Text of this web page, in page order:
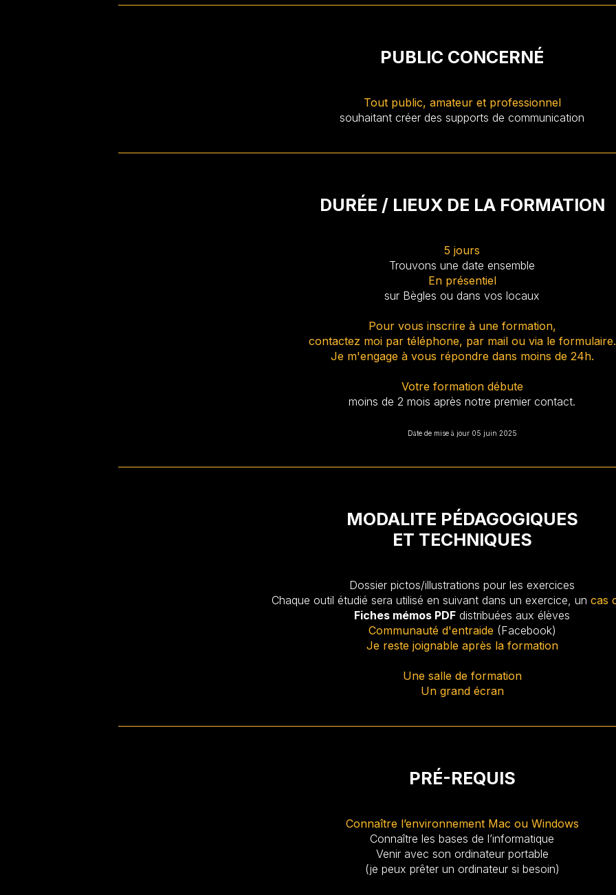
PUBLIC CONCERNÉ
Tout public, amateur et professionnel
souhaitant créer des supports de communication
DURÉE / LIEUX DE LA FORMATION
5 jours
Trouvons une date ensemble
En présentiel
sur Bègles ou dans vos locaux
Pour vous inscrire à une formation,
contactez moi par téléphone, par mail ou via le formulaire.
Je m'engage à vous répondre dans moins de 24h.
Votre formation débute
moins de 2 mois après notre premier contact.
Date de mise à jour 05 juin 2025
MODALITE PÉDAGOGIQUES
ET TECHNIQUES
Dossier pictos/illustrations pour les exercices
Chaque outil étudié sera utilisé en suivant dans un exercice, un cas
Fiches mémos PDF distribuées aux élèves
Communauté d'entraide(Facebook)
Je reste joignable après la formation
Une salle de formation
Un grand écran
PRÉ-REQUIS
Connaître l’environnement Mac ou Windows
Connaître les bases de l’informatique
Venir avec son ordinateur portable
(je peux prêter un ordinateur si besoin)